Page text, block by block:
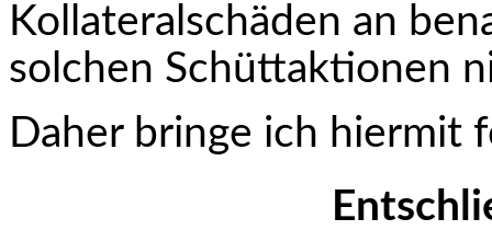
Kollateralschäden an
solchen Schüttaktionen
Daher bringe ich hiermit